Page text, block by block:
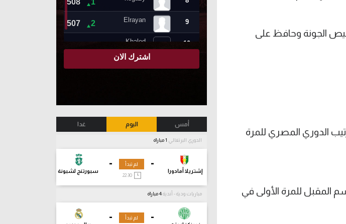
الموسم المنقضي في 32 مباراة بقميص الجونة وحافظ على
الدوري المصري للمرة
المقبل للمرة الأولى في
أمس اليوم غدا
الدوري البرتغالي
-
إشتريلا أمادورا
-
سبورتنج لشبونة
لم تبدأ
22:30
مباريات ودية - أندية
-
-
لم تبدأ